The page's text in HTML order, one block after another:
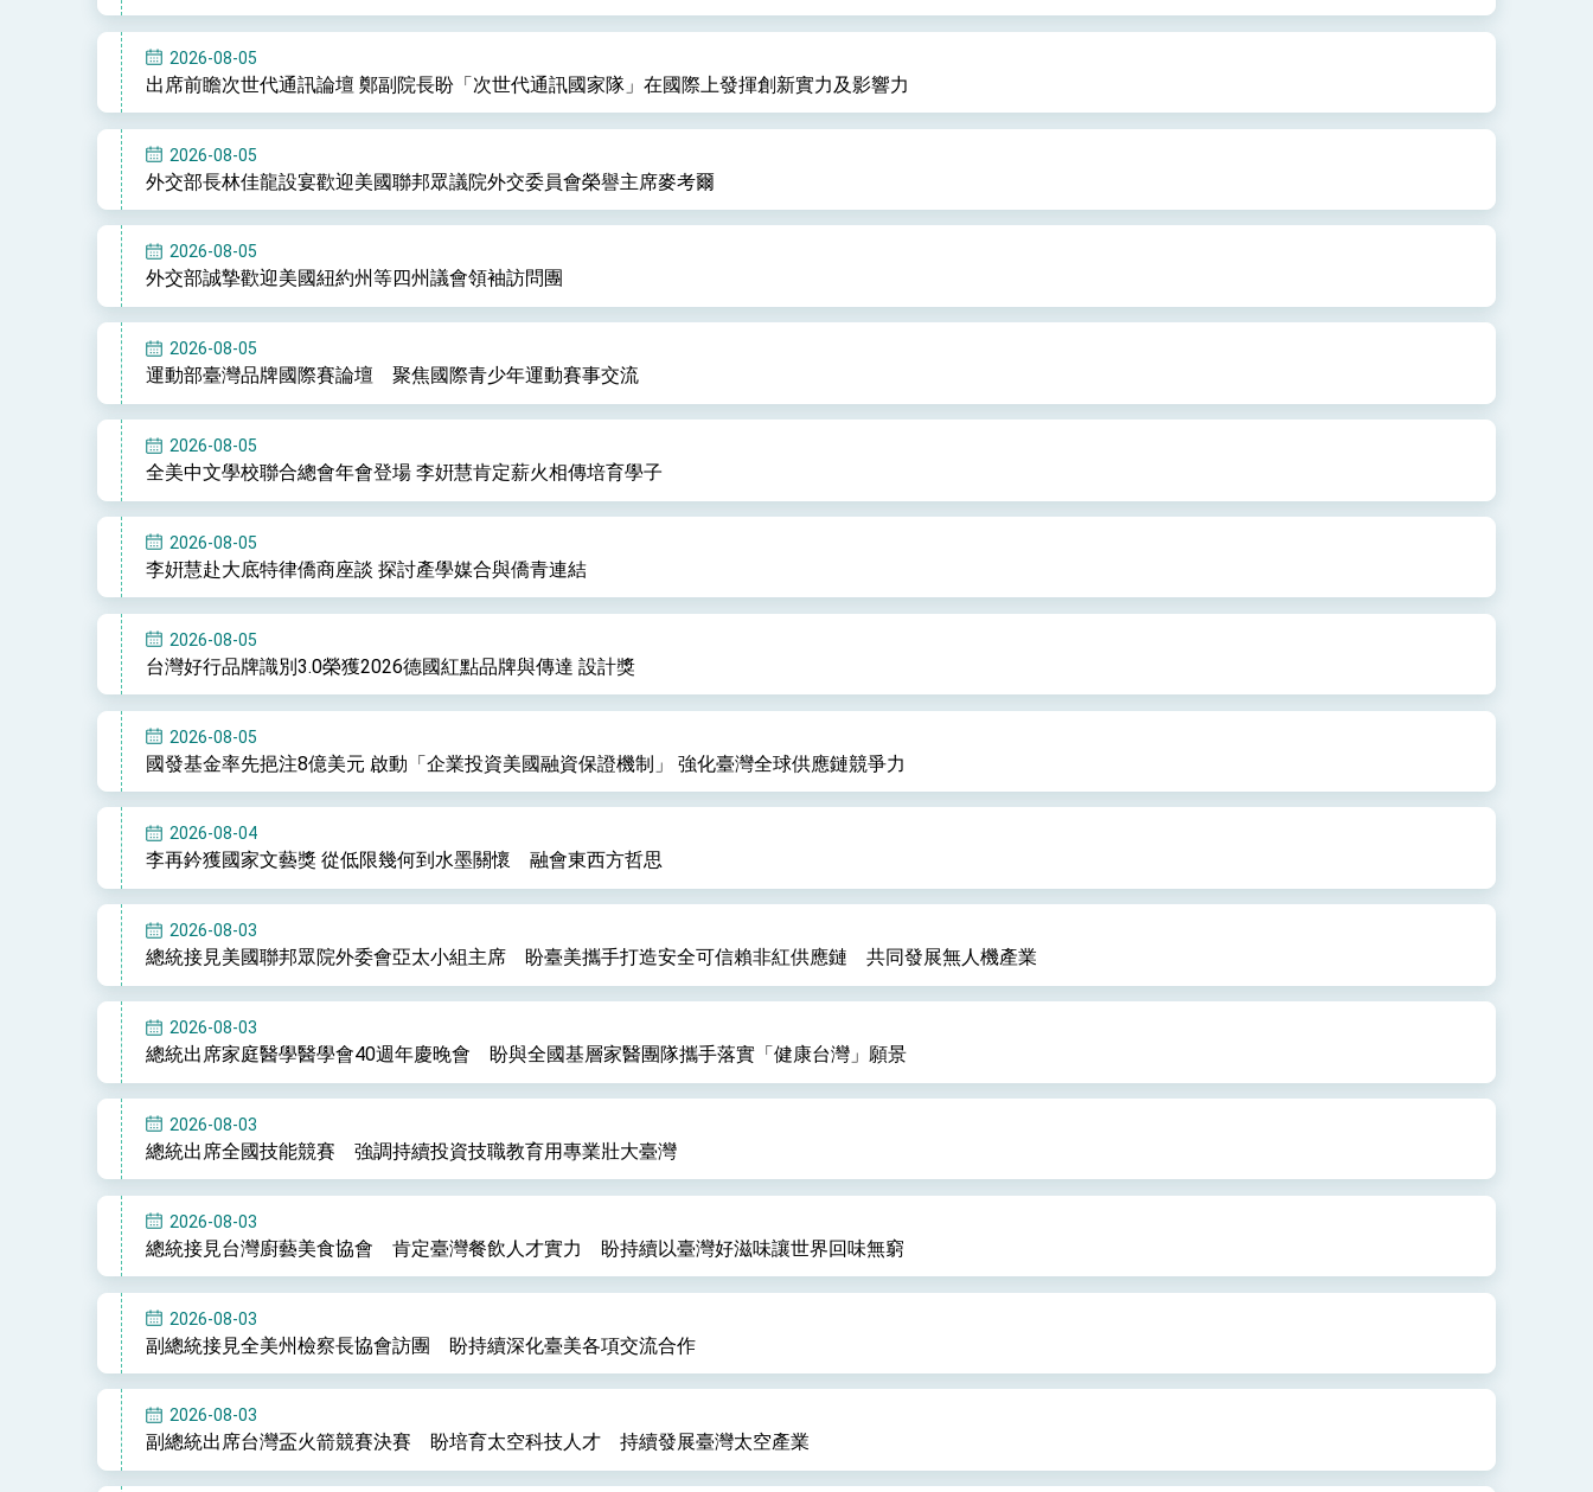
2026-08-05
出席前瞻次世代通訊論壇 鄭副院長盼「次世代通訊國家隊」在國際上發揮創新實力及影響力
2026-08-05
外交部長林佳龍設宴歡迎美國聯邦眾議院外交委員會榮譽主席麥考爾
2026-08-05
外交部誠摯歡迎美國紐約州等四州議會領袖訪問團
2026-08-05
運動部臺灣品牌國際賽論壇 聚焦國際青少年運動賽事交流
2026-08-05
全美中文學校聯合總會年會登場 李姸慧肯定薪火相傳培育學子
2026-08-05
李姸慧赴大底特律僑商座談 探討產學媒合與僑青連結
2026-08-05
台灣好行品牌識別3.0榮獲2026德國紅點品牌與傳達 設計獎
2026-08-05
國發基金率先挹注8億美元 啟動「企業投資美國融資保證機制」 強化臺灣全球供應鏈競爭力
2026-08-04
李再鈐獲國家文藝獎 從低限幾何到水墨關懷 融會東西方哲思
2026-08-03
總統接見美國聯邦眾院外委會亞太小組主席 盼臺美攜手打造安全可信賴非紅供應鏈 共同發展無人機產業
2026-08-03
總統出席家庭醫學醫學會40週年慶晚會 盼與全國基層家醫團隊攜手落實「健康台灣」願景
2026-08-03
總統出席全國技能競賽 強調持續投資技職教育用專業壯大臺灣
2026-08-03
總統接見台灣廚藝美食協會 肯定臺灣餐飲人才實力 盼持續以臺灣好滋味讓世界回味無窮
2026-08-03
副總統接見全美州檢察長協會訪團 盼持續深化臺美各項交流合作
2026-08-03
副總統出席台灣盃火箭競賽決賽 盼培育太空科技人才 持續發展臺灣太空產業